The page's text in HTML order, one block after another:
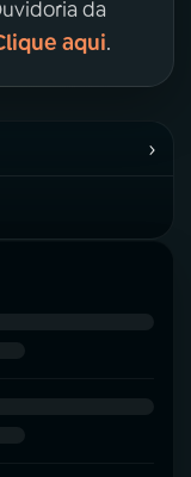
da
aqui.
›